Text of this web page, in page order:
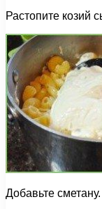
Растопите козий
Добавьте сметану.